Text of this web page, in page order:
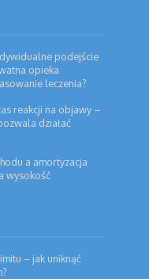
podejście
opieka
leczenia?
reakcji na objawy –
działać
a amortyzacja
wysokość
– jak uniknąć